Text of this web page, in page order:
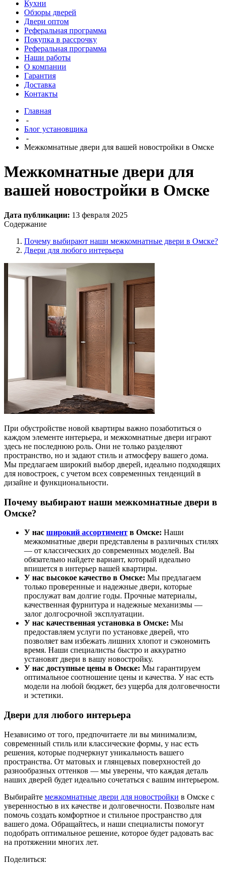
Кухни
Обзоры дверей
Двери оптом
Реферальная программа
Покупка в рассрочку
Реферальная программа
Наши работы
О компании
Гарантия
Доставка
Контакты
Главная
-
Блог установщика
-
Межкомнатные двери для вашей новостройки в Омске
Межкомнатные двери для
вашей новостройки в Омске
Дата публикации: 13 февраля 2025
Содержание
Почему выбирают наши межкомнатные двери в Омске?
Двери для любого интерьера
При обустройстве новой квартиры важно позаботиться о
каждом элементе интерьера, и межкомнатные двери играют
здесь не последнюю роль. Они не только разделяют
пространство, но и задают стиль и атмосферу вашего дома.
Мы предлагаем широкий выбор дверей, идеально подходящих
для новостроек, с учетом всех современных тенденций в
дизайне и функциональности.
Почему выбирают наши межкомнатные двери в
Омске?
У нас широкий ассортимент в Омске: Наши
межкомнатные двери представлены в различных стилях
— от классических до современных моделей. Вы
обязательно найдете вариант, который идеально
впишется в интерьер вашей квартиры.
У нас высокое качество в Омске: Мы предлагаем
только проверенные и надежные двери, которые
прослужат вам долгие годы. Прочные материалы,
качественная фурнитура и надежные механизмы —
залог долгосрочной эксплуатации.
У нас качественная установка в Омске: Мы
предоставляем услуги по установке дверей, что
позволяет вам избежать лишних хлопот и сэкономить
время. Наши специалисты быстро и аккуратно
установят двери в вашу новостройку.
У нас доступные цены в Омске: Мы гарантируем
оптимальное соотношение цены и качества. У нас есть
модели на любой бюджет, без ущерба для долговечности
и эстетики.
Двери для любого интерьера
Независимо от того, предпочитаете ли вы минимализм,
современный стиль или классические формы, у нас есть
решения, которые подчеркнут уникальность вашего
пространства. От матовых и глянцевых поверхностей до
разнообразных оттенков — мы уверены, что каждая деталь
наших дверей будет идеально сочетаться с вашим интерьером.
Выбирайте межкомнатные двери для новостройки в Омске с
уверенностью в их качестве и долговечности. Позвольте нам
помочь создать комфортное и стильное пространство для
вашего дома. Обращайтесь, и наши специалисты помогут
подобрать оптимальное решение, которое будет радовать вас
на протяжении многих лет.
Поделиться: